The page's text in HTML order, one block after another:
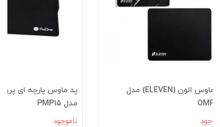
مدل PMP15
ناموجود
پد ماوس گیم ای
(A4TECH) مدل B081-S
ناموجود